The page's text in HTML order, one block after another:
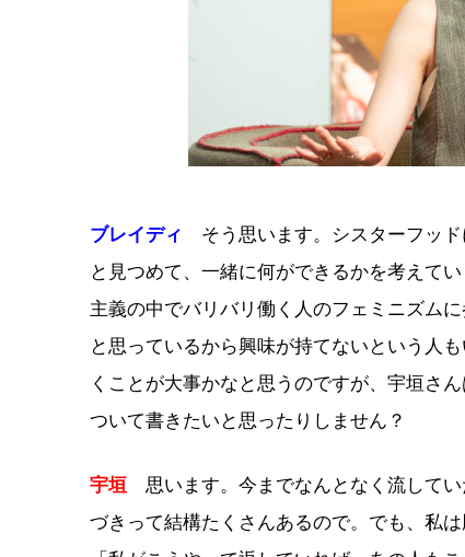
ブレイディ そう思います。シスターフッ
と見つめて、一緒に何ができるかを考えて
主義の中でバリバリ働く人のフェミニズム
と思っているから興味が持てないという人
くことが大事かなと思うのですが、宇垣さ
ついて書きたいと思ったりしません？
宇垣 思います。今までなんとなく流して
づきって結構たくさんあるので。でも、私